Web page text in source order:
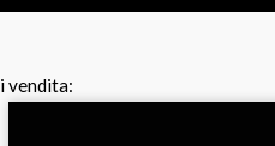
vendita: